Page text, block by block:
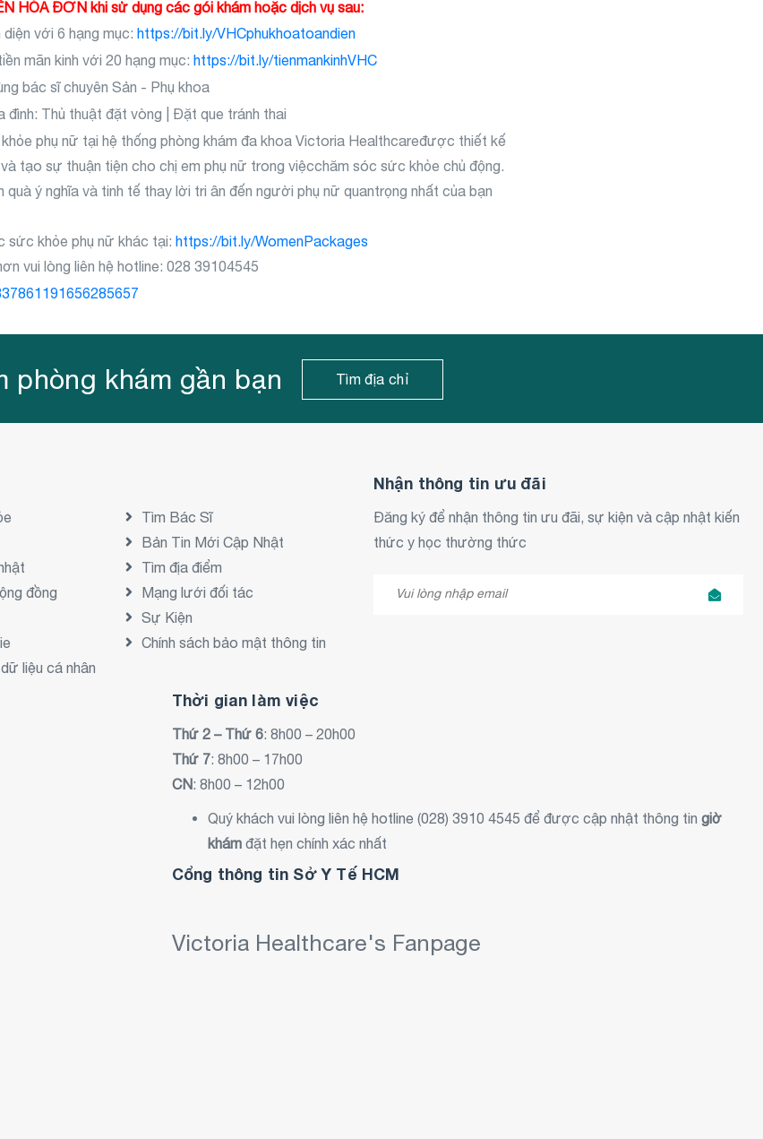
HÓA ĐƠN khi sử dụng các gói khám hoặc dịch vụ sau:
với 6 hạng mục: https://bit.ly/VHCphukhoatoandien
mãn kinh với 20 hạng mục: https://bit.ly/tienmankinhVHC
bác sĩ chuyên Sản - Phụ khoa
đình: Thủ thuật đặt vòng | Đặt que tránh thai
phụ nữ tại hệ thống phòng khám đa khoa Victoria Healthcaređược thiết kế
tạo sự thuận tiện cho chị em phụ nữ trong việcchăm sóc sức khỏe chủ động.
ý nghĩa và tinh tế thay lời tri ân đến người phụ nữ quantrọng nhất của bạn
sức khỏe phụ nữ khác tại: https://bit.ly/WomenPackages
vui lòng liên hệ hotline: 028 39104545
phòng khám gần bạn Tìm địa chỉ
Tìm Bác Sĩ
Bản Tin Mới Cập Nhật
Tìm địa điểm
đồng
Mạng lưới đối tác
Sự Kiện
Chính sách bảo mật thông tin
liệu cá nhân
Nhận thông tin ưu đãi
Đăng ký để nhận thông tin ưu đãi, sự kiện và cập nhật kiến
thức y học thường thức
Thời gian làm việc
Thứ 2 – Thứ 6: 8h00 – 20h00
Thứ 7: 8h00 – 17h00
CN: 8h00 – 12h00
Quý khách vui lòng liên hệ hotline (028) 3910 4545 để được cập nhật thông tin giờ
khám đặt hẹn chính xác nhất
Cổng thông tin Sở Y Tế HCM
Victoria Healthcare's Fanpage